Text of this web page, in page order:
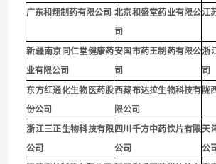
广东和翔制药有限公司 北京和盛堂药业有限公
司
江
新疆南京同仁堂健康药
业有限公司
安国市药王制药有限公
司
浙
司
东方红通化生物医药股
份公司
西藏布达拉生物科技有
限公司
陇
浙江三正生物科技有限
公司
四川千方中药饮片有限
公司
天
公